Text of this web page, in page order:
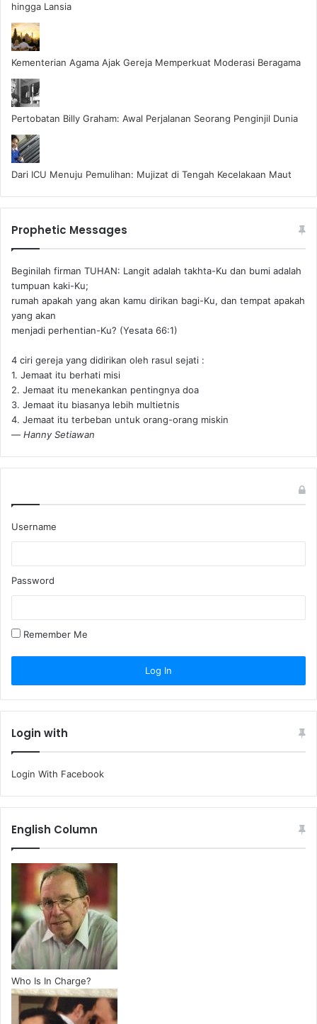
hingga Lansia
Kementerian Agama Ajak Gereja Memperkuat Moderasi Beragama
Pertobatan Billy Graham: Awal Perjalanan Seorang Penginjil Dunia
Dari ICU Menuju Pemulihan: Mujizat di Tengah Kecelakaan Maut
Prophetic Messages
Beginilah firman TUHAN: Langit adalah takhta-Ku dan bumi adalah
tumpuan kaki-Ku;
rumah apakah yang akan kamu dirikan bagi-Ku, dan tempat apakah
yang akan
menjadi perhentian-Ku? (Yesata 66:1) ‪
4 ciri gereja yang didirikan oleh rasul sejati :
1. Jemaat itu berhati misi
2. Jemaat itu menekankan pentingnya doa
3. Jemaat itu biasanya lebih multietnis
4. Jemaat itu terbeban untuk orang-orang miskin
— Hanny Setiawan
Username
Password
Remember Me
Login with
Login With Facebook
English Column
Who Is In Charge?